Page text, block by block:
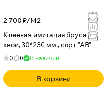
2 700 ₽/М2
Клееная имитация бруса из
хвои, 30*230 мм., сорт "АВ"
0 0 В наличии
В корзину